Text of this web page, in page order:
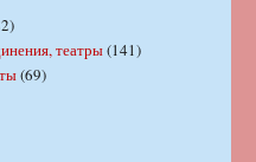
театры(141)
(69)